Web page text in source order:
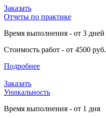
Заказать
Отчеты по практике
Время выполнения - от 3 дней
Стоимость работ - от 4500 руб.
Подробнее
Заказать
Уникальность
Время выполнения - от 1 дня